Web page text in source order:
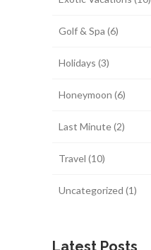
Golf & Spa (6)
Holidays (3)
Honeymoon (6)
Last Minute(2)
Travel (10)
Uncategorized (1)
Latest Posts